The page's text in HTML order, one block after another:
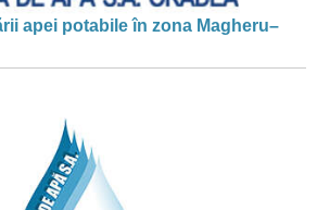
apei potabile în zona Magheru–